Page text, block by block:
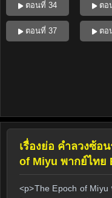
ตอนที่ 34 ตอ
ตอนที่ 37 ตอ
เรื่องย่อ คำลวงซ้อ
of Miyu พากย์ไทย
<p>The Epoch of